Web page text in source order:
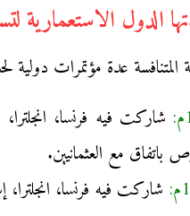
عدة مؤتمرات دولية
شاركت فيه فرنسا، انجلترا،
باتفاق مع العثمانيين.
شاركت فيه فرنسا، انجلترا،